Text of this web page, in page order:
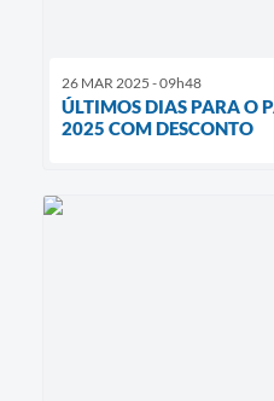
26 MAR 2025 - 09h48
ÚLTIMOS DIAS PARA O
2025 COM DESCONTO